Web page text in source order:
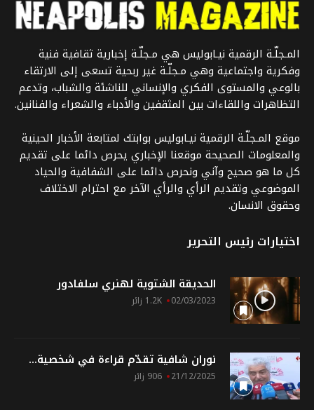
المـجلّـة الرقمية نيـابوليس هي مـجلّـة إخبارية ثقافية فنية
وفكرية واجتماعية وهي مـجلّـة غير ربحية تسعى إلى الارتقاء
بالوعي والمستوى الفكري والإنساني للناشئة والشباب، وتدعم
التظاهرات واللقاءات بين المثقفين والأدباء والشعراء والفنانين.
موقع المـجلّـة الرقمية نيـابوليس بوابتك لمتابعة الأخبار الحينية
والمعلومات الصحيحة موقعنا الإخباري يحرص دائما على تقديم
كل ما هو صحيح وآني ونحرص دائما على الشفافية والحياد
الموضوعي وتقديم الرأي والرأي الآخر مع احترام الاختلاف
وحقوق الانسان.
اختيارات رئيس التحرير
الحديقة الشتوية لهنري سلفادور
02/03/2023 1.2K زائر
نوران شافية تقدّم قراءة في شخصية...
21/12/2025 906 زائر